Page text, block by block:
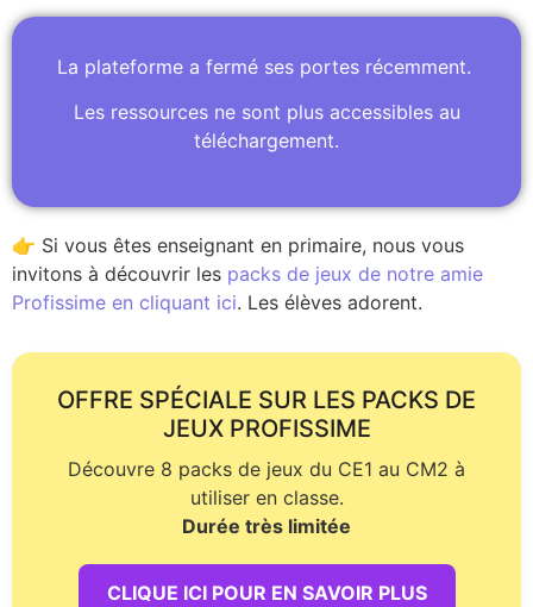
La plateforme a fermé ses portes récemment.
Les ressources ne sont plus accessibles au
téléchargement.
👉 Si vous êtes enseignant en primaire, nous vous
invitons à découvrir les packs de jeux de notre amie
Profissime en cliquant ici. Les élèves adorent.
OFFRE SPÉCIALE SUR LES PACKS DE
JEUX PROFISSIME
Découvre 8 packs de jeux du CE1 au CM2 à
utiliser en classe.
Durée très limitée
CLIQUE ICI POUR EN SAVOIR PLUS